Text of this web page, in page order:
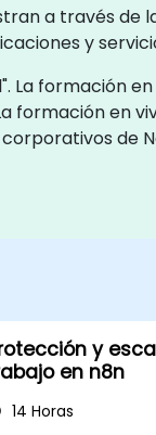
a través de
y
La formación
formación en
de
y
en n8n
14 Horas